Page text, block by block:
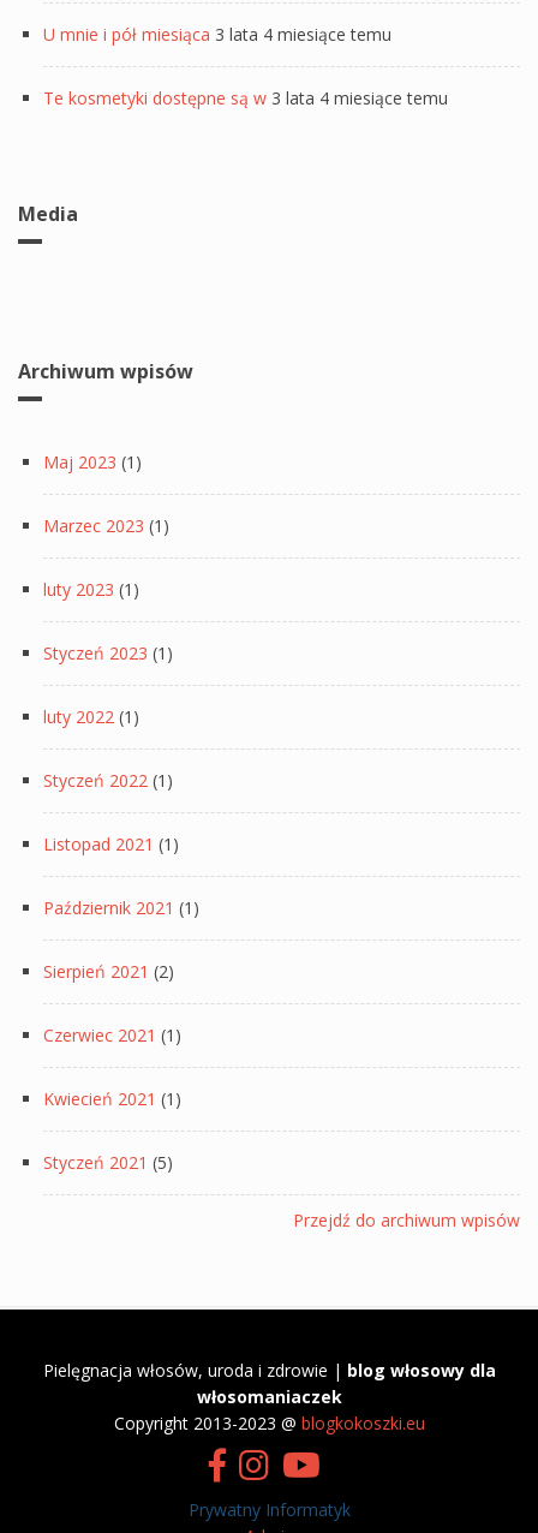
U mnie i pół miesiąca 3 lata 4 miesiące temu
Te kosmetyki dostępne są w 3 lata 4 miesiące temu
Media
Archiwum wpisów
Maj 2023 (1)
Marzec 2023 (1)
luty 2023 (1)
Styczeń 2023 (1)
luty 2022 (1)
Styczeń 2022 (1)
Listopad 2021 (1)
Październik 2021 (1)
Sierpień 2021 (2)
Czerwiec 2021 (1)
Kwiecień 2021 (1)
Styczeń 2021 (5)
Przejdź do archiwum wpisów
Pielęgnacja włosów, uroda i zdrowie | blog włosowy dla
włosomaniaczek
​Copyright 2013-2023 @ blogkokoszki.eu
Prywatny Informatyk